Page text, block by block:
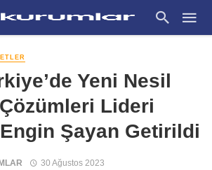
Yeni Nesil
Lideri
Şayan Getirildi
30 Ağustos 2023